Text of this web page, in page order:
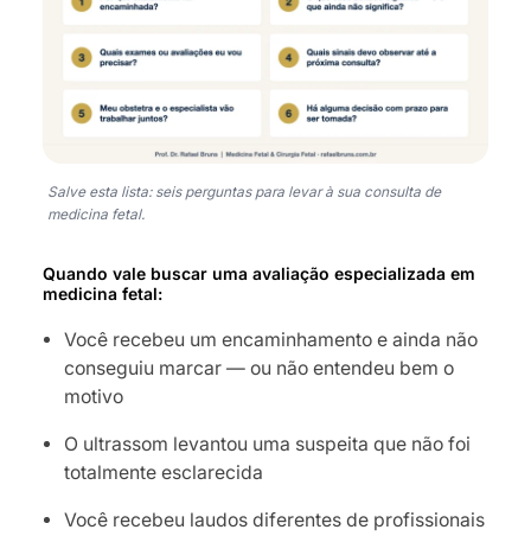
Salve esta lista: seis perguntas para levar à sua consulta de
medicina fetal.
Quando vale buscar uma avaliação especializada em
medicina fetal:
Você recebeu um encaminhamento e ainda não
conseguiu marcar — ou não entendeu bem o
motivo
O ultrassom levantou uma suspeita que não foi
totalmente esclarecida
Você recebeu laudos diferentes de profissionais